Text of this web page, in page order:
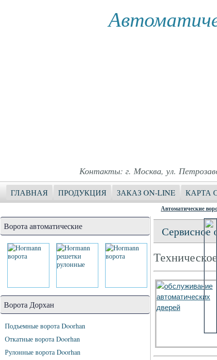
Контакты: г. Москва, ул.
ГЛАВНАЯ ПРОДУКЦИЯ ЗАКАЗ ON-LINE КАРТА
Автоматические
Ворота автоматические
Ворота Дорхан
Подъемные ворота Doorhan
Откатные ворота Doorhan
Рулонные ворота Doorhan
Сервисное